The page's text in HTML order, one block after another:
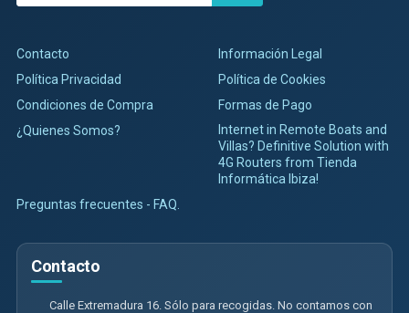
Contacto
Información Legal
Política Privacidad
Política de Cookies
Condiciones de Compra
Formas de Pago
¿Quienes Somos?
Internet in Remote Boats and
Villas? Definitive Solution with
4G Routers from Tienda
Informática Ibiza!
Preguntas frecuentes - FAQ.
Contacto
Calle Extremadura 16. Sólo para recogidas. No contamos con